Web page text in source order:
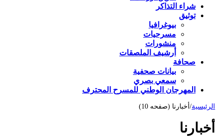
شراء التذاكر
توثيق
بيوغرافيا
مسرحيات
منشورات
أرشيف الملصقات
صحافة
بيانات صحفية
سمعي بصري
المهرجان الوطني للمسرح المحترف
الرئيسية/ أخبارنا (صفحه 10)
أخبارنا